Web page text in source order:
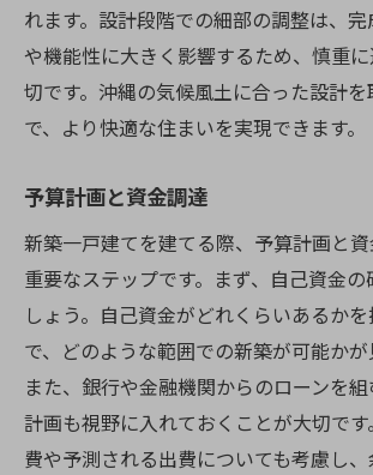
れます。設計段階での細部の調整は、
や機能性に大きく影響するため、慎重
切です。沖縄の気候風土に合った設計を
で、より快適な住まいを実現できます。
予算計画と資金調達
新築一戸建てを建てる際、予算計画と
重要なステップです。まず、自己資金
しょう。自己資金がどれくらいあるか
で、どのような範囲での新築が可能かが
また、銀行や金融機関からのローンを
計画も視野に入れておくことが大切で
費や予測される出費についても考慮し